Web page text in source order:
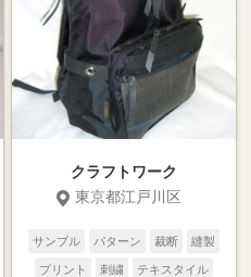
クラフトワーク
東京都江戸川区
サンプル パターン 裁断 縫製
プリント 刺繍 テキスタイル